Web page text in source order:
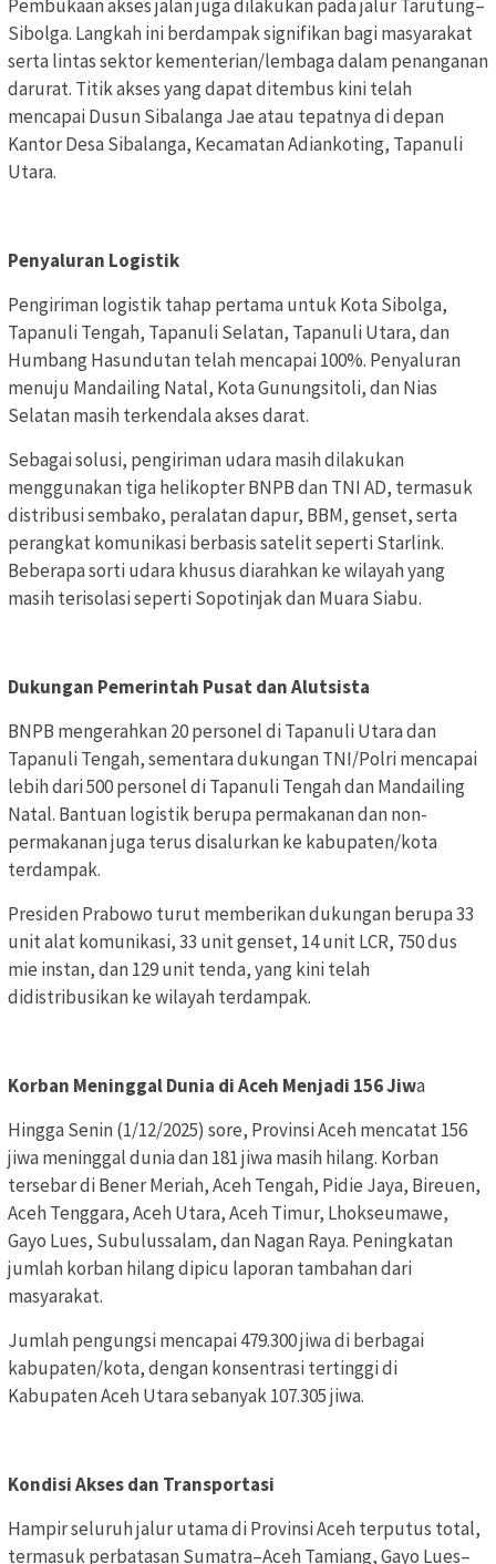
Pembukaan akses jalan juga dilakukan pada jalur Tarutung–
Sibolga. Langkah ini berdampak signifikan bagi masyarakat
serta lintas sektor kementerian/lembaga dalam penanganan
darurat. Titik akses yang dapat ditembus kini telah
mencapai Dusun Sibalanga Jae atau tepatnya di depan
Kantor Desa Sibalanga, Kecamatan Adiankoting, Tapanuli
Utara.
Penyaluran Logistik
Pengiriman logistik tahap pertama untuk Kota Sibolga,
Tapanuli Tengah, Tapanuli Selatan, Tapanuli Utara, dan
Humbang Hasundutan telah mencapai 100%. Penyaluran
menuju Mandailing Natal, Kota Gunungsitoli, dan Nias
Selatan masih terkendala akses darat.
Sebagai solusi, pengiriman udara masih dilakukan
menggunakan tiga helikopter BNPB dan TNI AD, termasuk
distribusi sembako, peralatan dapur, BBM, genset, serta
perangkat komunikasi berbasis satelit seperti Starlink.
Beberapa sorti udara khusus diarahkan ke wilayah yang
masih terisolasi seperti Sopotinjak dan Muara Siabu.
Dukungan Pemerintah Pusat dan Alutsista
BNPB mengerahkan 20 personel di Tapanuli Utara dan
Tapanuli Tengah, sementara dukungan TNI/Polri mencapai
lebih dari 500 personel di Tapanuli Tengah dan Mandailing
Natal. Bantuan logistik berupa permakanan dan non-
permakanan juga terus disalurkan ke kabupaten/kota
terdampak.
Presiden Prabowo turut memberikan dukungan berupa 33
unit alat komunikasi, 33 unit genset, 14 unit LCR, 750 dus
mie instan, dan 129 unit tenda, yang kini telah
didistribusikan ke wilayah terdampak.
Korban Meninggal Dunia di Aceh Menjadi 156 Jiwa
Hingga Senin (1/12/2025) sore, Provinsi Aceh mencatat 156
jiwa meninggal dunia dan 181 jiwa masih hilang. Korban
tersebar di Bener Meriah, Aceh Tengah, Pidie Jaya, Bireuen,
Aceh Tenggara, Aceh Utara, Aceh Timur, Lhokseumawe,
Gayo Lues, Subulussalam, dan Nagan Raya. Peningkatan
jumlah korban hilang dipicu laporan tambahan dari
masyarakat.
Jumlah pengungsi mencapai 479.300 jiwa di berbagai
kabupaten/kota, dengan konsentrasi tertinggi di
Kabupaten Aceh Utara sebanyak 107.305 jiwa.
Kondisi Akses dan Transportasi
Hampir seluruh jalur utama di Provinsi Aceh terputus total,
termasuk perbatasan Sumatra–Aceh Tamiang, Gayo Lues–